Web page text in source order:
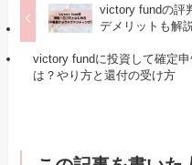
victory fundの評
デメリットも解
victory fundに投資して確定
は？やり方と還付の受け方